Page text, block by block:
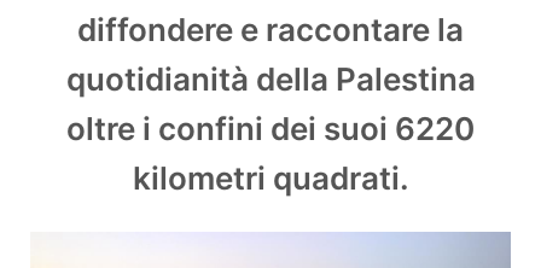
diffondere e raccontare la
quotidianità della Palestina
oltre i confini dei suoi 6220
kilometri quadrati.